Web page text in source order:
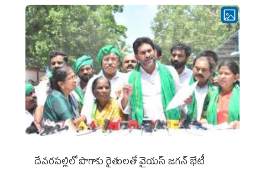
దేవరపల్లిలో పొగాకు రైతులతో వైయస్ జగన్ భేటీ